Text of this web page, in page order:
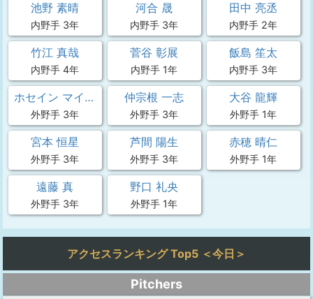
池野 素晴
内野手 3年
河合 晟
内野手 3年
田中 亮丞
内野手 2年
竹江 真哉
内野手 4年
菅谷 彰展
内野手 1年
飯島 笙太
内野手 3年
ホセイン マイムン
外野手 3年
仲宗根 一志
外野手 3年
大谷 龍輝
外野手 1年
宮本 恒星
外野手 3年
芦間 陽生
外野手 3年
赤穂 晴仁
外野手 1年
遠藤 真
外野手 3年
野口 礼央
外野手 1年
アクセスランキング Top5 ＜今日＞
Pitchers